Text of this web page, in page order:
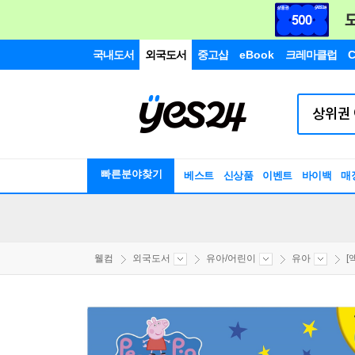
국내도서 외국도서 중고샵 eBook 크레마클럽
빠른분야찾기 베스트 신상품 이벤트 바이백 매
웰컴 외국도서 유아/어린이 유아 [